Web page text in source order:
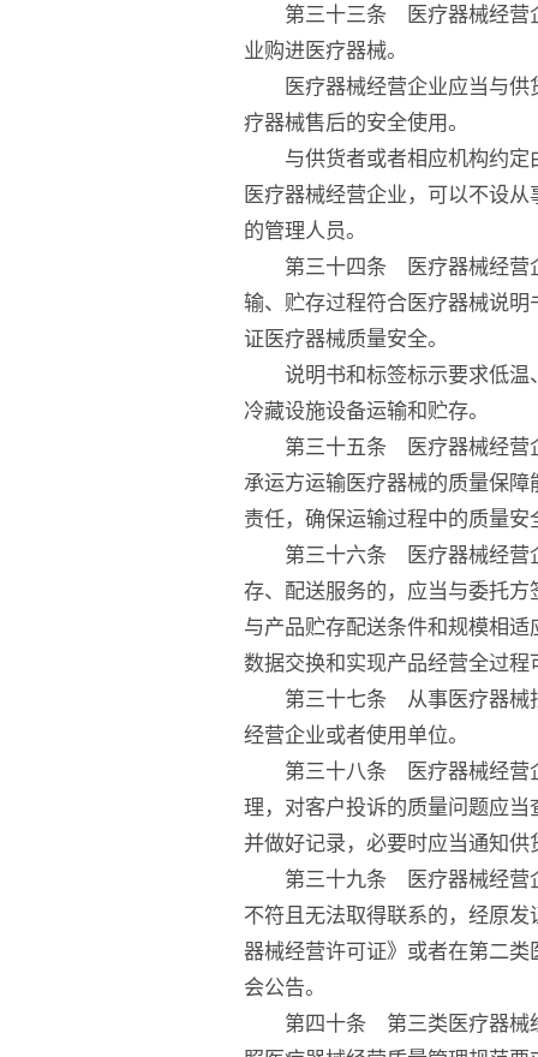
第三十三条 医疗器械经营企
业购进医疗器械。
医疗器械经营企业应当与供
疗器械售后的安全使用。
与供货者或者相应机构约定
医疗器械经营企业，可以不设
的管理人员。
第三十四条 医疗器械经营企
输、贮存过程符合医疗器械说
证医疗器械质量安全。
说明书和标签标示要求低温
冷藏设施设备运输和贮存。
第三十五条 医疗器械经营企
承运方运输医疗器械的质量保
责任，确保运输过程中的质量安
第三十六条 医疗器械经营企
存、配送服务的，应当与委托
与产品贮存配送条件和规模相
数据交换和实现产品经营全过
第三十七条 从事医疗器械批
经营企业或者使用单位。
第三十八条 医疗器械经营企
理，对客户投诉的质量问题应
并做好记录，必要时应当通知
第三十九条 医疗器械经营企
不符且无法取得联系的，经原
器械经营许可证》或者在第二
会公告。
第四十条 第三类医疗器械经